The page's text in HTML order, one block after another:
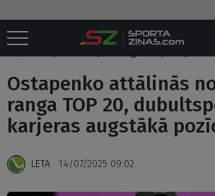
Sākums Teniss / ATP / Ostapenko
Ostapenko attālinās
ranga TOP 20,
karjeras augstākā
LETA 14/07/2025 09:02